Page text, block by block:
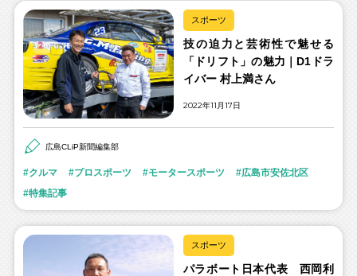
スポーツ
技の迫力と芸術性で魅せる
「ドリフト」の魅力｜D1ドラ
イバー 村上満さん
2022年11月17日
広島CLiP新聞編集部
クルマ プロスポーツ モータースポーツ
広島市安佐北区
特集記事
スポーツ
パラボート日本代表 西岡利